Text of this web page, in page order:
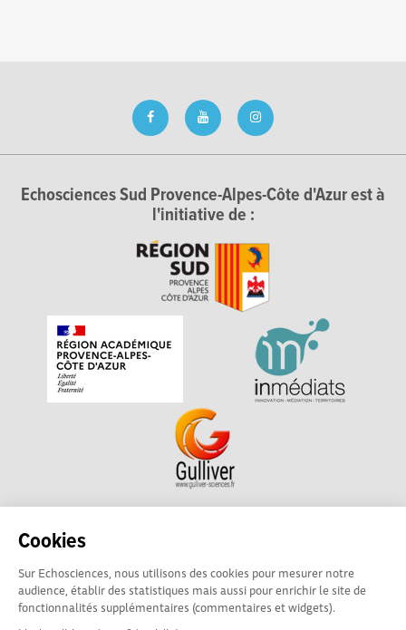
Cookies
Sur Echosciences, nous utilisons des cookies pour mesurer notre
audience, établir des statistiques mais aussi pour enrichir le site de
fonctionnalités supplémentaires (commentaires et widgets).
Echosciences Sud Provence-Alpes-Côte d'Azur est à
l'initiative de :
Echosciences Sud Provence-Alpes-Côte d'Azur est à
académique pour la Recherche et l'Innovation Provence-
Alpes-Côte d'Azur. La plateforme est mise en oeuvre pour
vous parGulliver